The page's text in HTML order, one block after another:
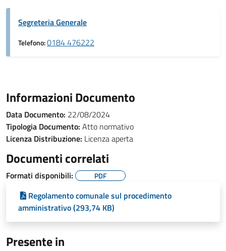
Segreteria Generale
Telefono:0184 476222
Informazioni Documento
Data Documento: 22/08/2024
Tipologia Documento: Atto normativo
Licenza Distribuzione: Licenza aperta
Documenti correlati
Formati disponibili: PDF
Regolamento comunale sul procedimento
amministrativo (293,74 KB)
Presente in